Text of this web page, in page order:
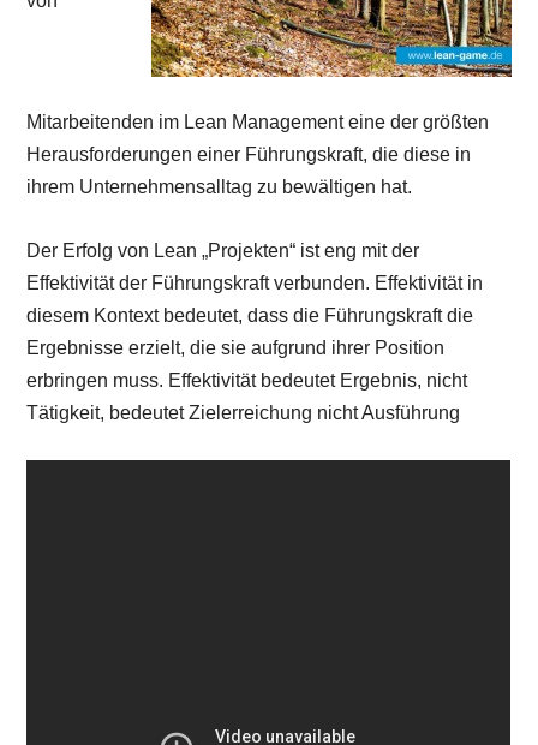
Mitarbeitenden im Lean Management eine der größten
Herausforderungen einer Führungskraft, die diese in
ihrem Unternehmensalltag zu bewältigen hat.
Der Erfolg von Lean „Projekten“ ist eng mit der
Effektivität der Führungskraft verbunden. Effektivität in
diesem Kontext bedeutet, dass die Führungskraft die
Ergebnisse erzielt, die sie aufgrund ihrer Position
erbringen muss. Effektivität bedeutet Ergebnis, nicht
Tätigkeit, bedeutet Zielerreichung nicht Ausführung